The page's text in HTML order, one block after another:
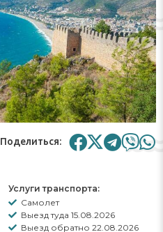
Поделиться:
Услуги транспорта:
Самолет
Выезд туда 15.08.2026
Выезд обратно 22.08.2026